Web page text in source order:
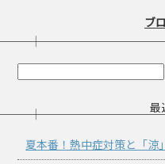
ブ
最
夏本番！熱中症対策と「涼